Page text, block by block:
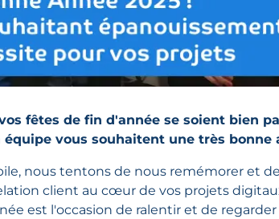
fêtes de fin d'année se soient bien
vous souhaitent une très bonne
nous tentons de nous remémorer et
client au cœur de vos projets
est l'occasion de ralentir et de